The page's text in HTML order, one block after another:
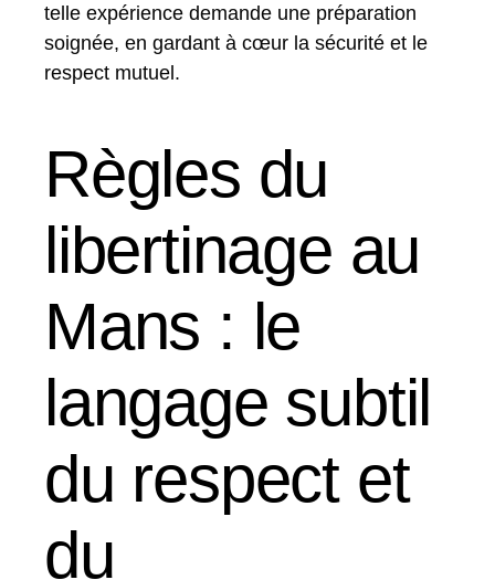
telle expérience demande une préparation
soignée, en gardant à cœur la sécurité et le
respect mutuel.
Règles du
libertinage au
Mans : le
langage subtil
du respect et
du